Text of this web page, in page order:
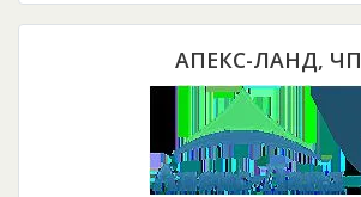
АПЕКС-ЛАНД, ЧП